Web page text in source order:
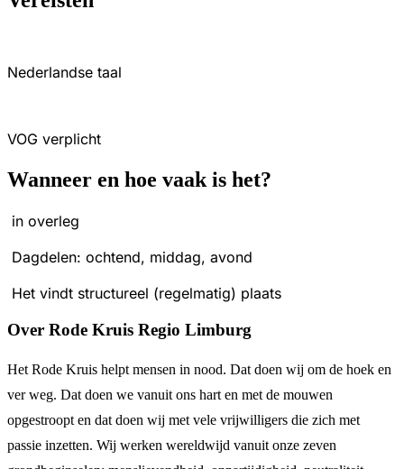
Nederlandse taal
VOG verplicht
Wanneer en hoe vaak is het?
in overleg
Dagdelen: ochtend, middag, avond
Het vindt structureel (regelmatig) plaats
Over Rode Kruis Regio Limburg
Het Rode Kruis helpt mensen in nood. Dat doen wij om de hoek en
ver weg. Dat doen we vanuit ons hart en met de mouwen
opgestroopt en dat doen wij met vele vrijwilligers die zich met
passie inzetten. Wij werken wereldwijd vanuit onze zeven